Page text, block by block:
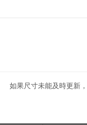
如果尺寸未能及時更新